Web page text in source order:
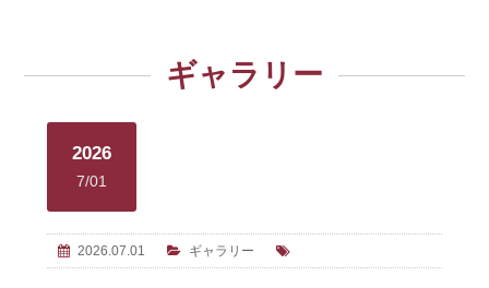
ギャラリー
2026
7/01
2026.07.01 ギャラリー